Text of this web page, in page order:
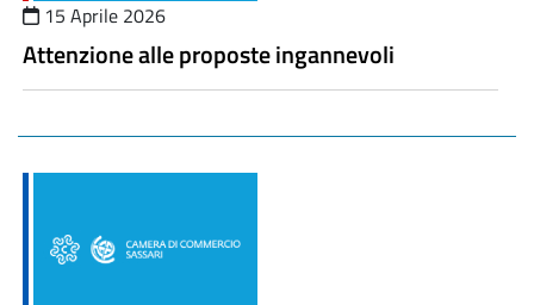
15 Aprile 2026
Attenzione alle proposte ingannevoli